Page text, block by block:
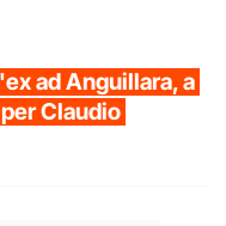
ad Anguillara, a
Claudio